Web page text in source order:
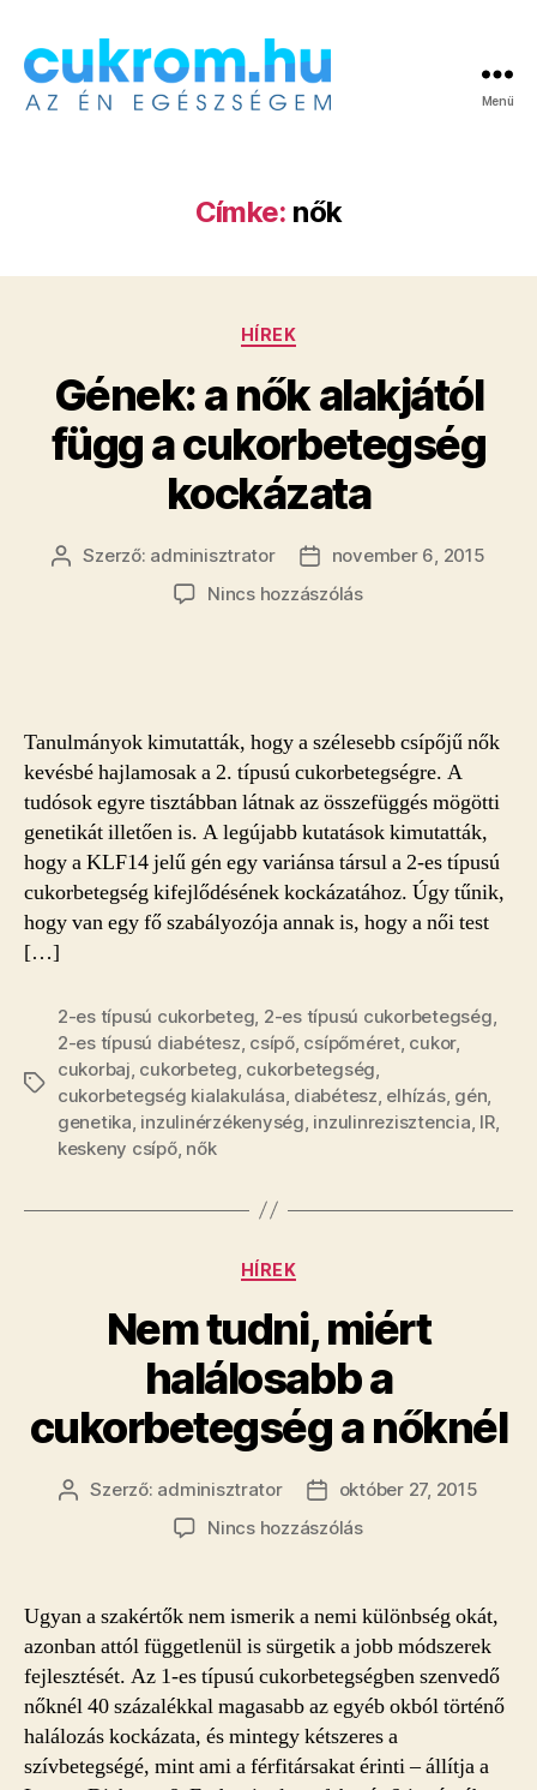
Menü
Címke: nők
Kategóriák
HÍREK
Gének: a nők alakjától
függ a cukorbetegség
kockázata
Bejegyzés
Szerző: adminisztrator
Bejegyzés
dátuma
november 6, 2015
Nincs hozzászólása(z)
a
cukorbetegség
kockázata
bejegyzéshez
Tanulmányok kimutatták, hogy a szélesebb csípőjű nők
kevésbé hajlamosak a 2. típusú cukorbetegségre. A
tudósok egyre tisztábban látnak az összefüggés mögötti
genetikát illetően is. A legújabb kutatások kimutatták,
hogy a KLF14 jelű gén egy variánsa társul a 2-es típusú
cukorbetegség kifejlődésének kockázatához. Úgy tűnik,
hogy van egy fő szabályozója annak is, hogy a női test
[…]
Címkék
2-es típusú cukorbeteg 2-es típusú cukorbetegség
2-es típusú diabétesz csípő, csípőméret, cukor,
cukorbaj cukorbeteg cukorbetegség
cukorbetegség kialakulása diabétesz elhízás, gén
genetika inzulinérzékenység inzulinrezisztencia IR,
keskeny csípő, nők
Kategóriák
HÍREK
Nem tudni, miért
halálosabb a
cukorbetegség a nőknél
Bejegyzés
Szerző: adminisztrator
Bejegyzés
dátuma
október 27, 2015
Nincs hozzászólása(z)
miért
halálosabb
a
cukorbetegség
a
nőknél
bejegyzéshez
Ugyan a szakértők nem ismerik a nemi különbség okát,
azonban attól függetlenül is sürgetik a jobb módszerek
fejlesztését. Az 1-es típusú cukorbetegségben szenvedő
nőknél 40 százalékkal magasabb az egyéb okból történő
halálozás kockázata, és mintegy kétszeres a
szívbetegségé, mint ami a férfitársakat érinti – állítja a